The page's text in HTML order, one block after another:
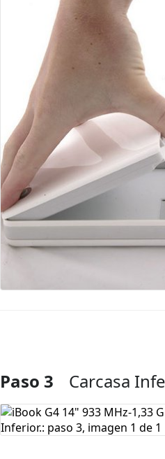
Agregar Comentario
Paso 3 Carcasa